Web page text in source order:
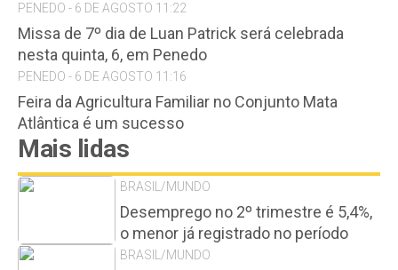
PENEDO - 6 DE AGOSTO 11:22
Missa de 7º dia de Luan Patrick será celebrada
nesta quinta, 6, em Penedo
PENEDO - 6 DE AGOSTO 11:16
Feira da Agricultura Familiar no Conjunto Mata
Atlântica é um sucesso
Mais lidas
BRASIL/MUNDO
Desemprego no 2º trimestre é 5,4%,
o menor já registrado no período
BRASIL/MUNDO